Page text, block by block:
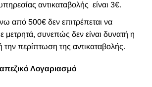
αντικαταβολής είναι 3€.
από 500€ δεν επιτρέπεται να
μετρητά, συνεπώς δεν είναι δυνατή η
την περίπτωση της αντικαταβολής.
Λογαριασμό